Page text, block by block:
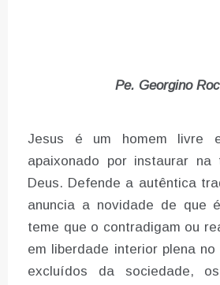
Pe. Georgino
Jesus é um homem livre
apaixonado por instaurar
Deus. Defende a autêntica
anuncia a novidade de que
teme que o contradigam ou
em liberdade interior plena
excluídos da sociedade,